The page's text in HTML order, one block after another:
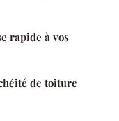
rapide à vos
de toiture